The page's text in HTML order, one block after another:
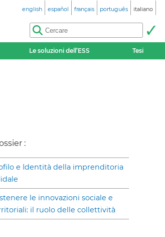
english español français português italiano
Le soluzioni dell’ESS Tesi
:
e Identità della imprenditoria
le innovazioni sociale e
il ruolo delle collettività